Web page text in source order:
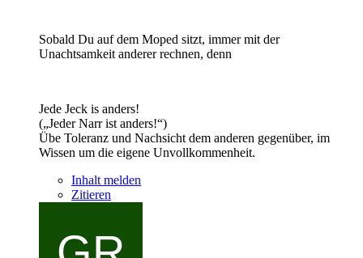
Sobald Du auf dem Moped sitzt, immer mit der
Unachtsamkeit anderer rechnen, denn
Jede Jeck is anders!
(„Jeder Narr ist anders!“)
Übe Toleranz und Nachsicht dem anderen gegenüber, im
Wissen um die eigene Unvollkommenheit.
Inhalt melden
Zitieren